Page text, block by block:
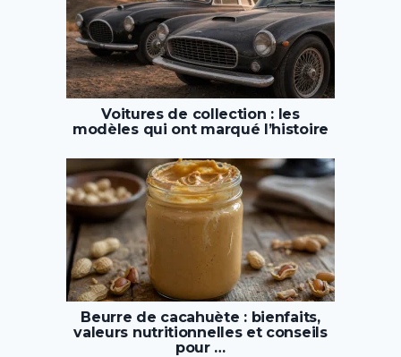
Voitures de collection : les
modèles qui ont marqué l’histoire
Beurre de cacahuète : bienfaits,
valeurs nutritionnelles et conseils
pour …